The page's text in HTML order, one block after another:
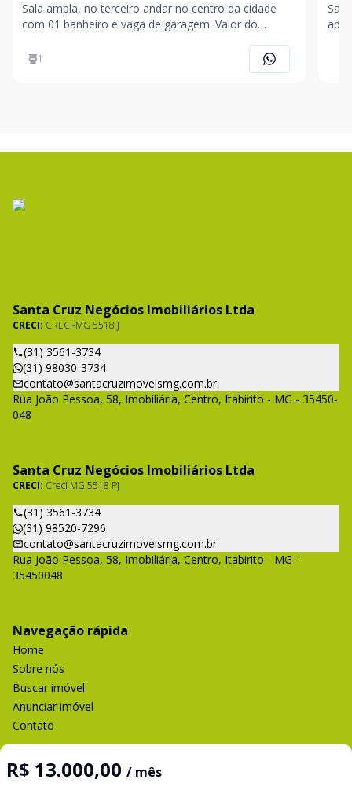
Sala ampla, no terceiro andar no centro da cidade
com 01 banheiro e vaga de garagem. Valor do
ser alterado de acordo com o mês). Agende com
1
Sala
R$ 13.000,00 / mês
Santa Cruz Negócios Imobiliários Ltda
CRECI: CRECI-MG 5518 J
(31) 3561-3734
(31) 98030-3734
contato@santacruzimoveismg.com.br
Rua João Pessoa, 58, Imobiliária, Centro, Itabirito - MG - 35450-
048
Santa Cruz Negócios Imobiliários Ltda
CRECI: Creci MG 5518 PJ
(31) 3561-3734
(31) 98520-7296
contato@santacruzimoveismg.com.br
Rua João Pessoa, 58, Imobiliária, Centro, Itabirito - MG -
35450048
Navegação rápida
Home
Sobre nós
Buscar imóvel
Anunciar imóvel
Contato